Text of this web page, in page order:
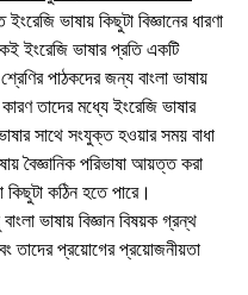
ভাষায় কিছুটা বিজ্ঞানের ধারণা
ইংরেজি ভাষার প্রতি একটি
পাঠকদের জন্য বাংলা ভাষায়
তাদের মধ্যে ইংরেজি ভাষার
সাথে সংযুক্ত হওয়ার সময় বাধা
বৈজ্ঞানিক পরিভাষা আয়ত্ত করা
কিছুটা কঠিন হতে পারে।
ভাষায় বিজ্ঞান বিষয়ক গ্রন্থ
তাদের প্রয়োগের প্রয়োজনীয়তা